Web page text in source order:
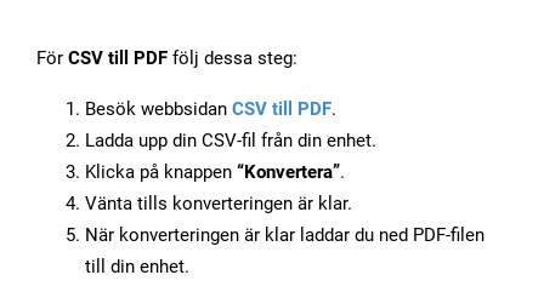
För CSV till PDF följ dessa steg:
Besök webbsidan CSV till PDF.
Ladda upp din CSV-fil från din enhet.
Klicka på knappen “Konvertera”.
Vänta tills konverteringen är klar.
När konverteringen är klar laddar du ned PDF-filen
till din enhet.